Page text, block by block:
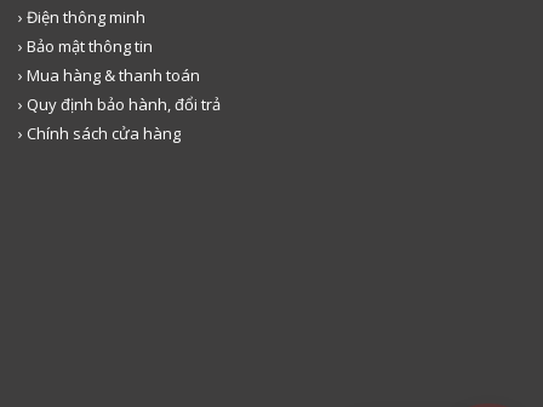
› Điện thông minh
› Bảo mật thông tin
› Mua hàng & thanh toán
› Quy định bảo hành, đổi trả
› Chính sách cửa hàng